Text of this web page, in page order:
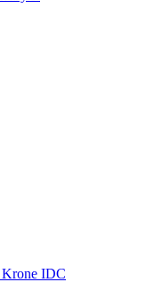
Krone IDC